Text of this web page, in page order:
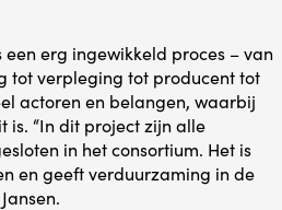
erg ingewikkeld proces – van
tot verpleging tot producent tot
actoren en belangen, waarbij
“In dit project zijn alle
in het consortium. Het is
en geeft verduurzaming in de